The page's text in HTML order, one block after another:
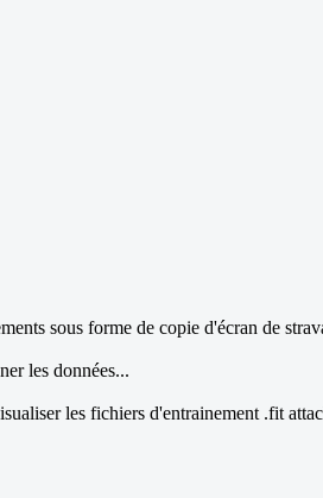
sous forme de copie d'écran de
les données...
les fichiers d'entrainement .fit